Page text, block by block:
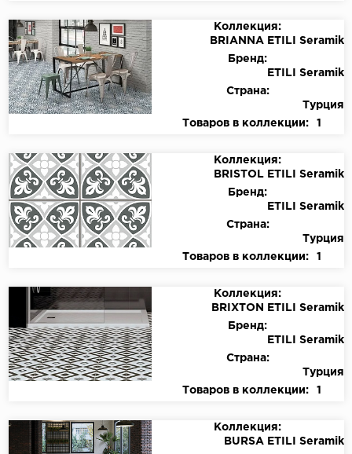
Коллекция:
BRIANNA ETILI Seramik
Бренд:
ETILI Seramik
Страна:
Турция
Товаров в коллекции:
1
Коллекция:
BRISTOL ETILI Seramik
Бренд:
ETILI Seramik
Страна:
Турция
Товаров в коллекции:
1
Коллекция:
BRIXTON ETILI Seramik
Бренд:
ETILI Seramik
Страна:
Турция
Товаров в коллекции:
1
Коллекция:
BURSA ETILI Seramik